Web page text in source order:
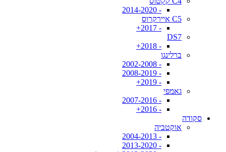
- 2014-2020
C5 איירקרוס
- 2017+
DS7
- 2018+
ברלינגו
- 2002-2008
- 2008-2019
- 2019+
גאמפי
- 2007-2016
- 2016+
סקודה
אוקטביה
- 2004-2013
- 2013-2020